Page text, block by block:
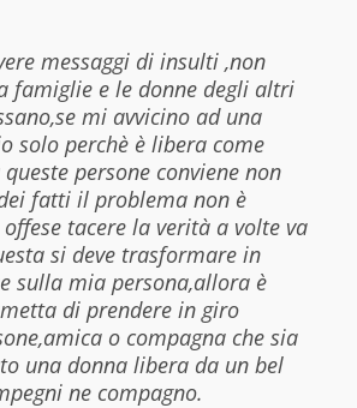
messaggi di insulti ,non
famiglie e le donne degli altri
mi avvicino ad una
solo perchè è libera come
persone conviene non
fatti il problema non è
tacere la verità a volte va
si deve trasformare in
sulla mia persona,allora è
di prendere in giro
o compagna che sia
una donna libera da un bel
ne compagno.